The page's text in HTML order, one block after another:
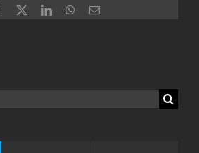
Facebook LinkedInWhatsApp
Email